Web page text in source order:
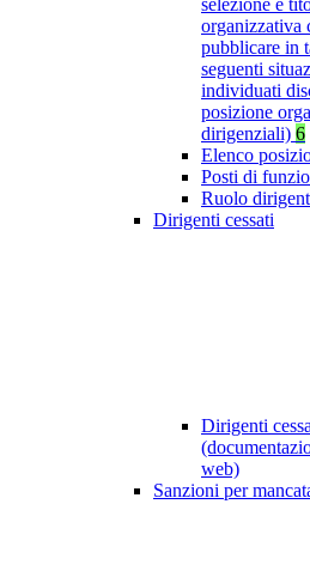
selezione e
organizzativa
pubblicare in
seguenti
individuati
posizione
dirigenziali) 6
Elenco
Posti di
Ruolo
Dirigenti cessati
Dirigenti
web)
Sanzioni per